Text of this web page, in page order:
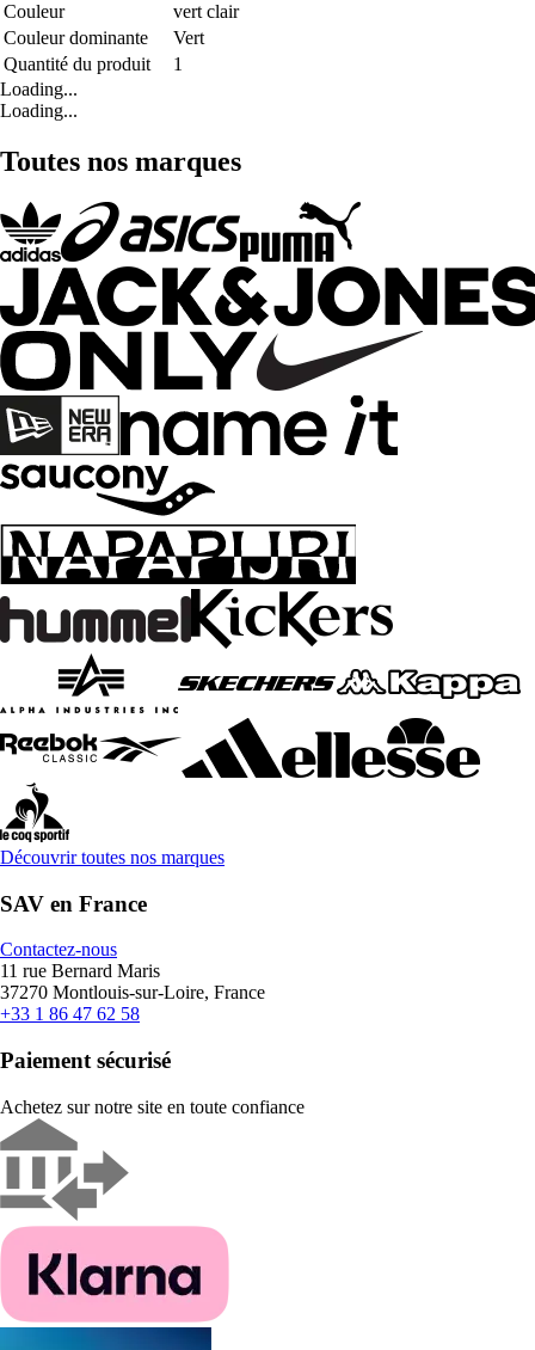
Couleur
vert clair
Couleur dominante
Vert
Quantité du produit
1
Loading...
Loading...
Toutes nos marques
Découvrir toutes nos marques
SAV en France
Contactez-nous
11 rue Bernard Maris
37270 Montlouis-sur-Loire, France
+33 1 86 47 62 58
Paiement sécurisé
Achetez sur notre site en toute confiance